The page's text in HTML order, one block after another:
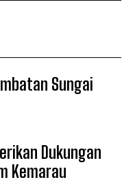
Sungai
Dukungan
Kemarau